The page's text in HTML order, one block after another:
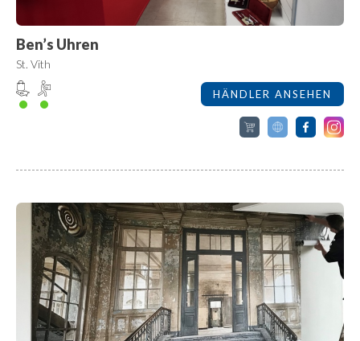
Ben’s Uhren
St. Vith
HÄNDLER ANSEHEN